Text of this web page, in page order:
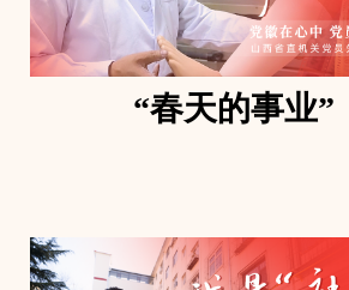
“春天的事业”